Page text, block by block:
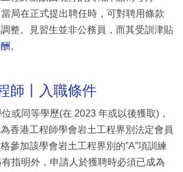
局在正式提出聘任時，可對聘用條款
整。見習生並非公務員，而其受訓津貼
。
師丨入職條件
或同等學歷(在 2023 年或以後獲取)，
香港工程師學會岩土工程界別法定會員
參加該學會岩土工程界別的”A”項訓練
指明外，申請人於獲聘時必須已成為